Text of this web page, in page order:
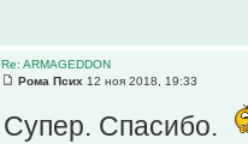
Re: ARMAGEDDON
Рома Псих 12 ноя 2018, 19:33
Супер. Спасибо.